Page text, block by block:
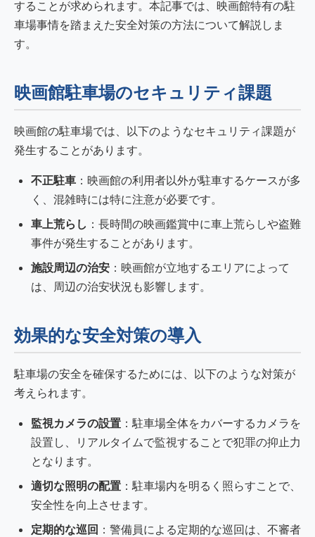
することが求められます。本記事では、映画館特有の駐
車場事情を踏まえた安全対策の方法について解説しま
す。
映画館駐車場のセキュリティ課題
映画館の駐車場では、以下のようなセキュリティ課題が
発生することがあります。
不正駐車 ：映画館の利用者以外が駐車するケースが多
く、混雑時には特に注意が必要です。
車上荒らし ：長時間の映画鑑賞中に車上荒らしや盗難
事件が発生することがあります。
施設周辺の治安 ：映画館が立地するエリアによって
は、周辺の治安状況も影響します。
効果的な安全対策の導入
駐車場の安全を確保するためには、以下のような対策が
考えられます。
監視カメラの設置 ：駐車場全体をカバーするカメラを
設置し、リアルタイムで監視することで犯罪の抑止力
となります。
適切な照明の配置 ：駐車場内を明るく照らすことで、
安全性を向上させます。
定期的な巡回 ：警備員による定期的な巡回は、不審者